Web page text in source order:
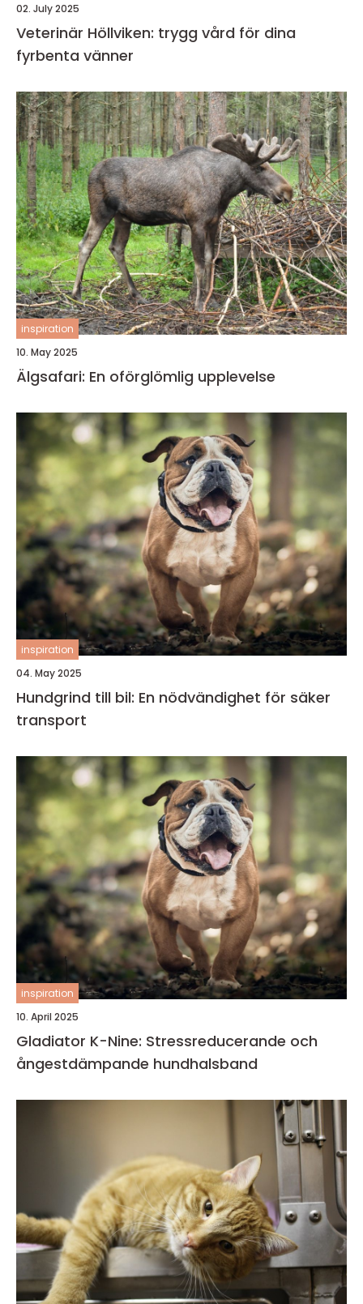
02. July 2025
Veterinär Höllviken: trygg vård för dina
fyrbenta vänner
inspiration
10. May 2025
Älgsafari: En oförglömlig upplevelse
inspiration
04. May 2025
Hundgrind till bil: En nödvändighet för säker
transport
inspiration
10. April 2025
Gladiator K-Nine: Stressreducerande och
ångestdämpande hundhalsband